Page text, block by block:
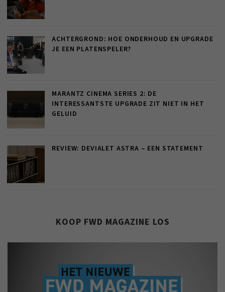
ACHTERGROND: HOE ONDERHOUD EN UPGRADE
JE EEN PLATENSPELER?
MARANTZ CINEMA SERIES 2: DE
INTERESSANTSTE UPGRADE ZIT NIET IN HET
GELUID
REVIEW: DEVIALET ASTRA – EEN STATEMENT
KOOP FWD MAGAZINE LOS